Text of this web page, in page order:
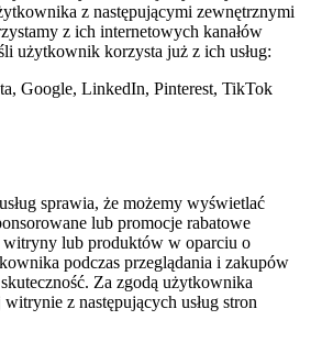
z następującymi zewnętrznymi
z ich internetowych kanałów
użytkownik korzysta już z ich usług:
Google, LinkedIn, Pinterest, TikTok
sprawia, że możemy wyświetlać
lub promocje rabatowe
witryny lub produktów w oparciu o
podczas przeglądania i zakupów
Za zgodą użytkownika
z następujących usług stron